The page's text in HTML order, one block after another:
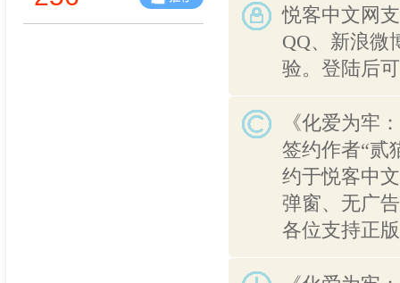
悦客中文网
QQ、新浪微
验。登陆后
《化爱为牢
签约作者“贰
约于悦客中
弹窗、无广
各位支持正